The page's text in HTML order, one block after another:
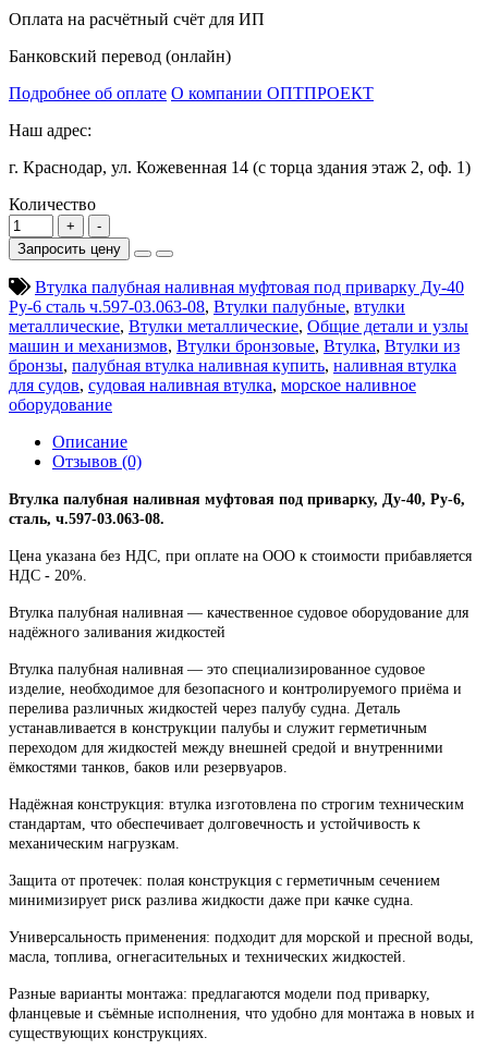
Оплата на расчётный счёт для ИП
Банковский перевод (онлайн)
Подробнее об оплате О компании ОПТПРОЕКТ
Наш адрес:
г. Краснодар, ул. Кожевенная 14 (с торца здания этаж 2, оф. 1)
Количество
Запросить цену
Втулка палубная наливная муфтовая под приварку Ду-40
Ру-6 сталь ч.597-03.063-08, Втулки палубные, втулки
металлические, Втулки металлические, Общие детали и узлы
машин и механизмов, Втулки бронзовые, Втулка, Втулки из
бронзы, палубная втулка наливная купить, наливная втулка
для судов, судовая наливная втулка, морское наливное
оборудование
Описание
Отзывов (0)
Втулка палубная наливная муфтовая под приварку, Ду-40, Ру-6,
сталь, ч.597-03.063-08.
Цена указана без НДС, при оплате на ООО к стоимости прибавляется
НДС - 20%.
Втулка палубная наливная — качественное судовое оборудование для
надёжного заливания жидкостей
Втулка палубная наливная — это специализированное судовое
изделие, необходимое для безопасного и контролируемого приёма и
перелива различных жидкостей через палубу судна. Деталь
устанавливается в конструкции палубы и служит герметичным
переходом для жидкостей между внешней средой и внутренними
ёмкостями танков, баков или резервуаров.
Надёжная конструкция: втулка изготовлена по строгим техническим
стандартам, что обеспечивает долговечность и устойчивость к
механическим нагрузкам.
Защита от протечек: полая конструкция с герметичным сечением
минимизирует риск разлива жидкости даже при качке судна.
Универсальность применения: подходит для морской и пресной воды,
масла, топлива, огнегасительных и технических жидкостей.
Разные варианты монтажа: предлагаются модели под приварку,
фланцевые и съёмные исполнения, что удобно для монтажа в новых и
существующих конструкциях.